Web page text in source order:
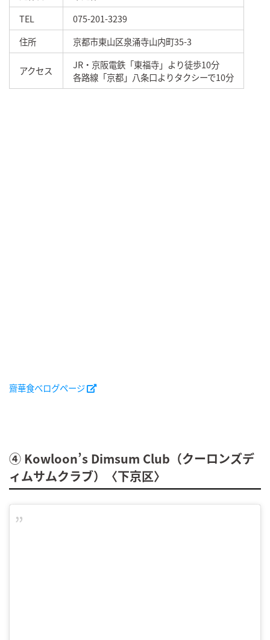
TEL
075-201-3239
住所
京都市東山区泉涌寺山内町35-3
アクセス
JR・京阪電鉄「東福寺」より徒歩10分
各路線「京都」八条口よりタクシーで10分
齋華食べログページ
④ Kowloon’s Dimsum Club（クーロンズデ
ィムサムクラブ）〈下京区〉